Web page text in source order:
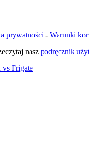
prywatności - Warunki
nasz podręcznik
Frigate